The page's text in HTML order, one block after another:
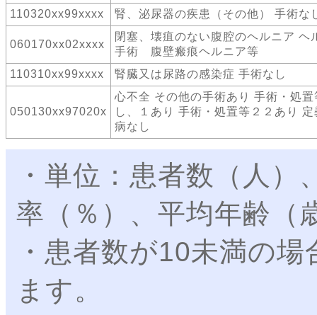
110320xx99xxxx 腎、泌尿器の疾患（その他） 手術な
060170xx02xxxx
閉塞、壊疽のない腹腔のヘルニア ヘ
手術 腹壁瘢痕ヘルニア等
110310xx99xxxx
腎臓又は尿路の感染症 手術なし
050130xx97020x
心不全 その他の手術あり 手術・処置
し、１あり 手術・処置等２２あり
病なし
・単位：患者数（人
率（％）、平均年齢（
・患者数が10未満の
ます。